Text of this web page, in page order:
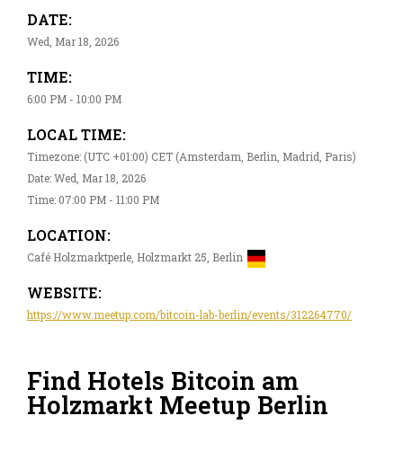
DATE:
Wed, Mar 18, 2026
TIME:
6:00 PM - 10:00 PM
LOCAL TIME:
Timezone: (UTC +01:00) CET (Amsterdam, Berlin, Madrid, Paris)
Date: Wed, Mar 18, 2026
Time: 07:00 PM - 11:00 PM
LOCATION:
Café Holzmarktperle, Holzmarkt 25, Berlin
WEBSITE:
https://www.meetup.com/bitcoin-lab-berlin/events/312264770/
Find Hotels Bitcoin am
Holzmarkt Meetup Berlin